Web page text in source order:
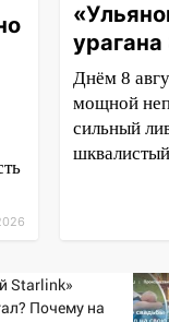
урагана
Днём 8
мощной
сильный
Starlink»
Почему на